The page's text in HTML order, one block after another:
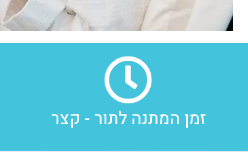
זמן המתנה לתור - קצר